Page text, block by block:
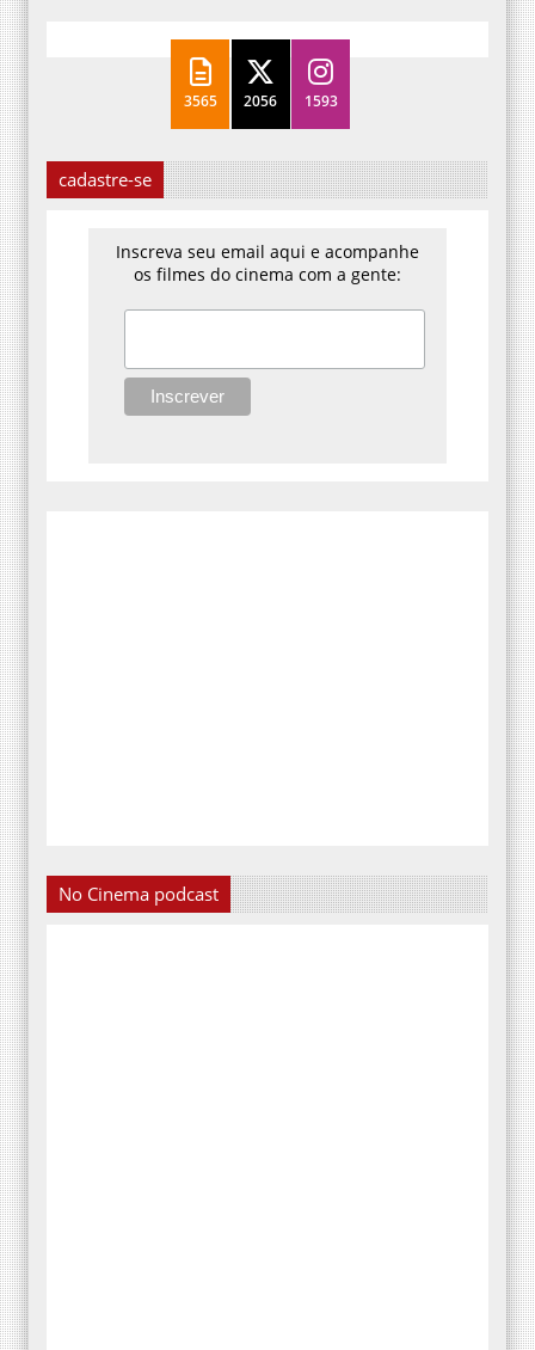
3565 2056 1593
cadastre-se
Inscreva seu email aqui e acompanhe
os filmes do cinema com a gente:
No Cinema podcast